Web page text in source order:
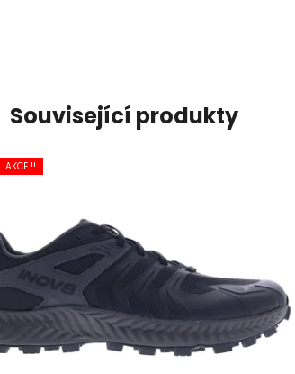
Související produkty
AKCE !!